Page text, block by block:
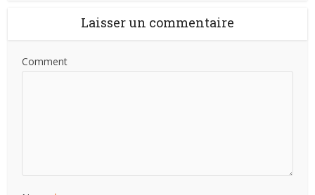
Laisser un commentaire
Comment